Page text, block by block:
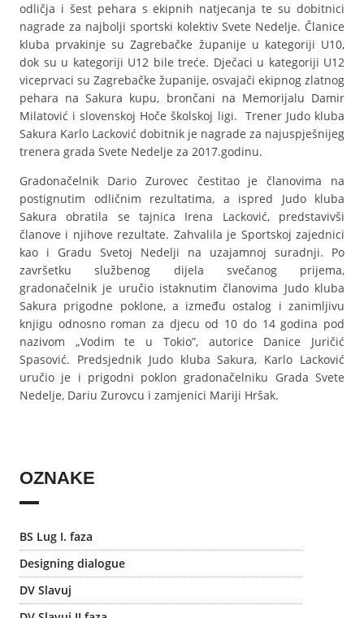
odličja i šest pehara s ekipnih natjecanja te su dobitnici
nagrade za najbolji sportski kolektiv Svete Nedelje. Članice
kluba prvakinje su Zagrebačke županije u kategoriji U10,
dok su u kategoriji U12 bile treće. Dječaci u kategoriji U12
viceprvaci su Zagrebačke županije, osvajači ekipnog zlatnog
pehara na Sakura kupu, brončani na Memorijalu Damir
Milatović i slovenskoj Hoče školskoj ligi. Trener Judo kluba
Sakura Karlo Lacković dobitnik je nagrade za najuspješnijeg
trenera grada Svete Nedelje za 2017.godinu.
Gradonačelnik Dario Zurovec čestitao je članovima na
postignutim odličnim rezultatima, a ispred Judo kluba
Sakura obratila se tajnica Irena Lacković, predstavivši
članove i njihove rezultate. Zahvalila je Sportskoj zajednici
kao i Gradu Svetoj Nedelji na uzajamnoj suradnji. Po
završetku službenog dijela svečanog prijema,
gradonačelnik je uručio istaknutim članovima Judo kluba
Sakura prigodne poklone, a između ostalog i zanimljivu
knjigu odnosno roman za djecu od 10 do 14 godina pod
nazivom „Vodim te u Tokio”, autorice Danice Juričić
Spasović. Predsjednik Judo kluba Sakura, Karlo Lacković
uručio je i prigodni poklon gradonačelniku Grada Svete
Nedelje, Dariu Zurovcu i zamjenici Mariji Hršak.
OZNAKE
BS Lug I. faza
Designing dialogue
DV Slavuj